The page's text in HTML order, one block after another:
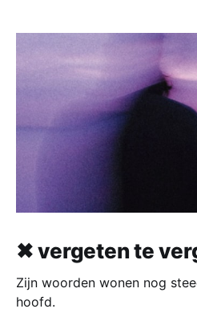
✖ vergeten te
Zijn woorden wonen nog
hoofd.